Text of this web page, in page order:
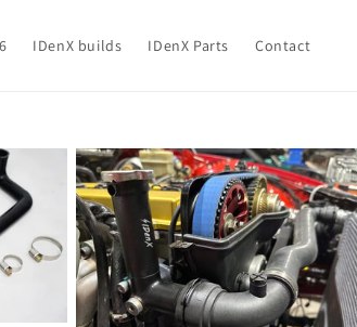
IDenX builds IDenX Parts Contact